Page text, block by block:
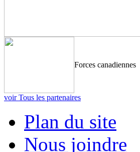
Forces canadiennes
voir Tous les partenaires
Plan du site
Nous joindre